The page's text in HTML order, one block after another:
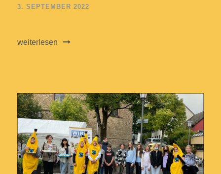
3. SEPTEMBER 2022
weiterlesen